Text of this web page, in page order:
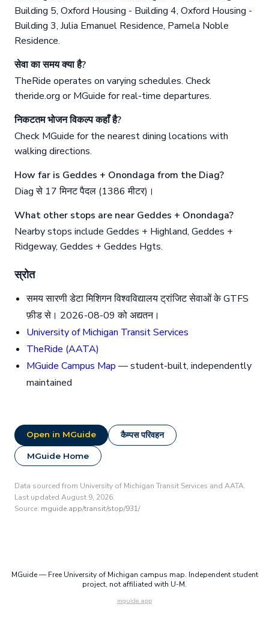
Building 5, Oxford Housing - Building 4, Oxford Housing -
Building 3, Julia Emanuel Residence, Pamela Noble
Residence.
सेवा का समय क्या है?
TheRide operates on varying schedules. Check
theride.org or MGuide for real-time departures.
निकटतम भोजन विकल्प कहाँ है?
Check MGuide for the nearest dining locations with
walking directions.
How far is Geddes + Onondaga from the Diag?
Diag से 17 मिनट पैदल (1386 मीटर)।
What other stops are near Geddes + Onondaga?
Nearby stops include Geddes + Highland, Geddes +
Ridgeway, Geddes + Geddes Hgts.
स्रोत
समय सारणी डेटा मिशिगन विश्वविद्यालय ट्रांजिट सेवाओं के GTFS
फ़ीड से। 2026-08-09 को अद्यतन।
University of Michigan Transit Services
TheRide (AATA)
MGuide Campus Map — student-built, independently
maintained
Open in MGuide कैम्पस परिवहन
MGuide Home
Data sourced from University of Michigan Transit Services and AATA.
Last updated August 9, 2026.
Source: mguide.app/transit/stop/931/
MGuide — Free University of Michigan campus map. Independent student
project, not affiliated with U-M.
mguide.app